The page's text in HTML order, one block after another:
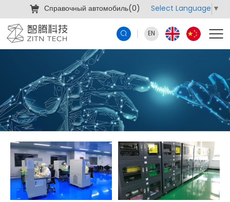
Справочный автомобиль(0) Select Language ▼
EN